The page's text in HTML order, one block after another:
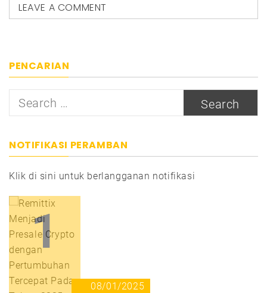
LEAVE A COMMENT
PENCARIAN
Search
NOTIFIKASI PERAMBAN
Klik di sini untuk berlangganan notifikasi
1
08/01/2025